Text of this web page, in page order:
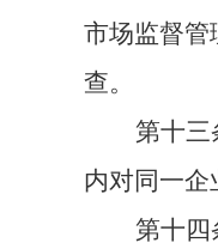
市场监督管
查。
第十三
内对同一
第十四